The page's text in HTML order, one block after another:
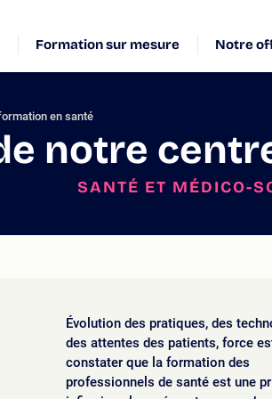
Formation sur mesure Notre
en santé
notre
SANTÉ ET MÉDICO-
Évolution des pratiques, des
des attentes des patients, force
constater que la formation des
professionnels de santé est une